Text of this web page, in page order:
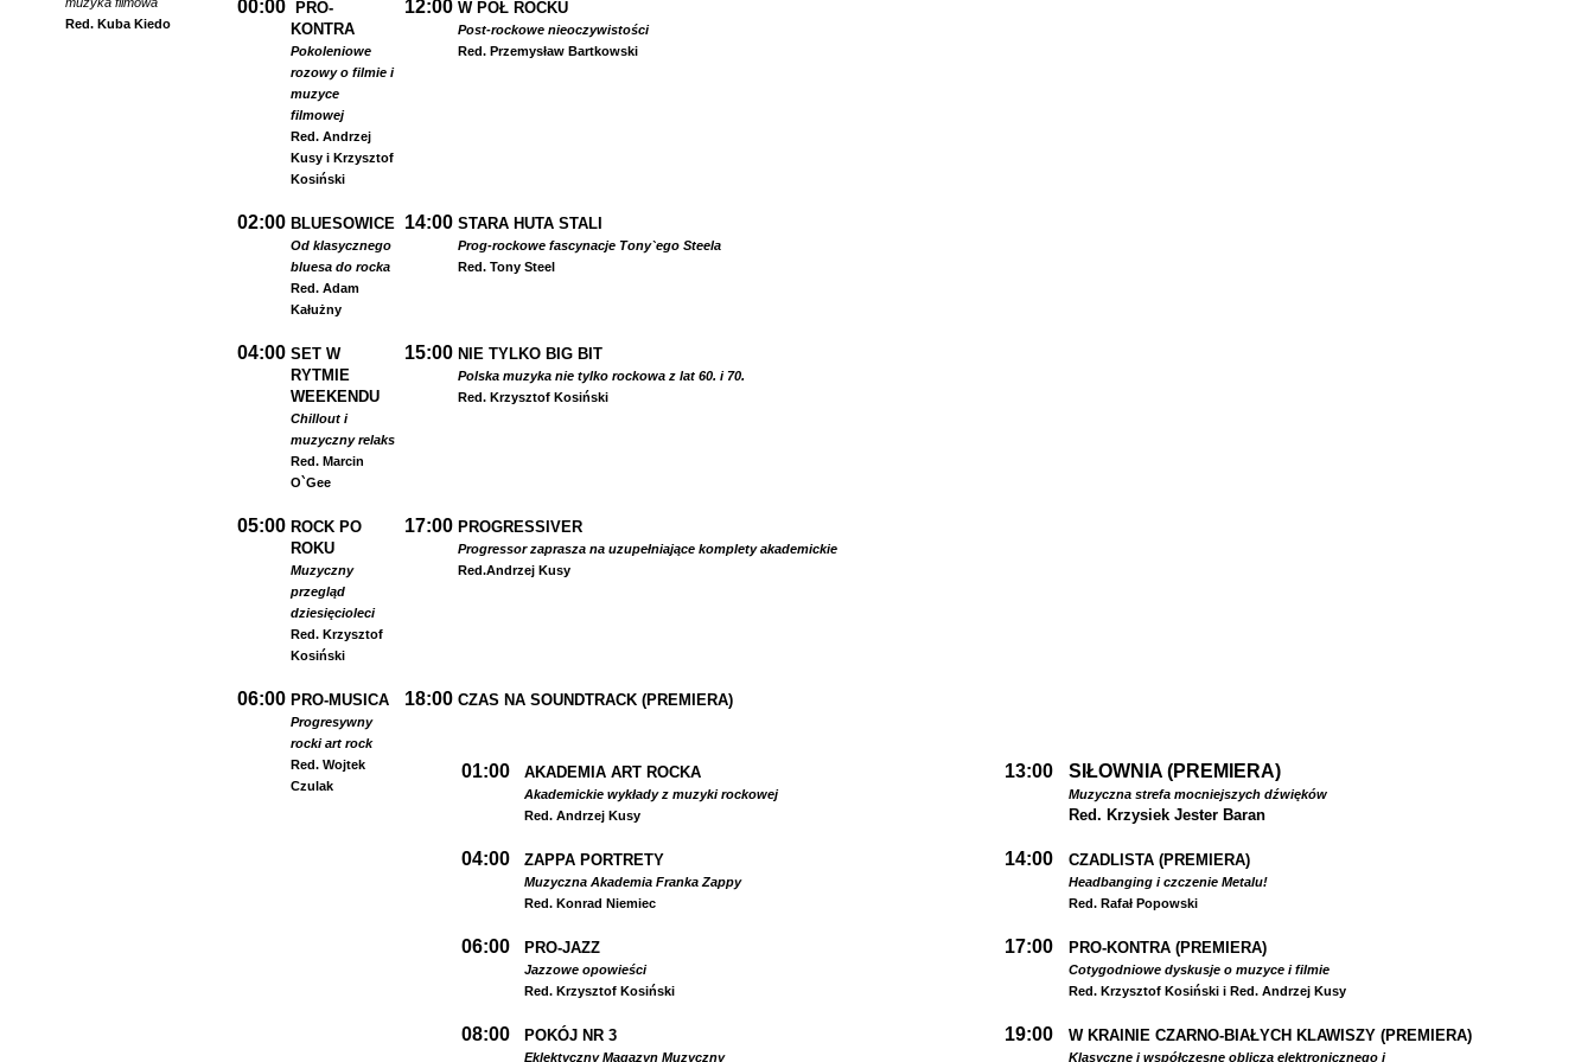
Red. Kuba Kiedo
00:00
PRO-
KONTRA
Pokoleniowe
rozowy o filmie i
muzyce
filmowej
Red. Andrzej
Kusy i Krzysztof
Kosiński
12:00 W PÓŁ ROCKU
Post-rockowe nieoczywistości
Red. Przemysław Bartkowski
02:00 BLUESOWICE
Od klasycznego
bluesa do rocka
Red. Adam
Kałużny
14:00 STARA HUTA STALI
Prog-rockowe fascynacje Tony`ego Steela
Red. Tony Steel
04:00 SET W
RYTMIE
WEEKENDU
Chillout i
muzyczny relaks
Red. Marcin
O`Gee
15:00 NIE TYLKO BIG BIT
Polska muzyka nie tylko rockowa z lat 60. i 70.
Red. Krzysztof Kosiński
05:00 ROCK PO
ROKU
Muzyczny
przegląd
dziesięcioleci
Red. Krzysztof
Kosiński
17:00 PROGRESSIVER
Progressor zaprasza na uzupełniające komplety akademickie
Red.Andrzej Kusy
06:00 PRO-MUSICA
Progresywny
rocki art rock
Red. Wojtek
Czulak
18:00 CZAS NA SOUNDTRACK (PREMIERA)
01:00 AKADEMIA ART ROCKA
Akademickie wykłady z muzyki rockowej
Red. Andrzej Kusy
13:00 SIŁOWNIA (PREMIERA)
Muzyczna strefa mocniejszych dźwięków
Red. Krzysiek Jester Baran
04:00 ZAPPA PORTRETY
Muzyczna Akademia Franka Zappy
Red. Konrad Niemiec
14:00 CZADLISTA (PREMIERA)
Headbanging i czczenie Metalu!
Red. Rafał Popowski
06:00 PRO-JAZZ
Jazzowe opowieści
Red. Krzysztof Kosiński
17:00 PRO-KONTRA (PREMIERA)
Cotygodniowe dyskusje o muzyce i filmie
Red. Krzysztof Kosiński i Red. Andrzej Kusy
08:00 POKÓJ NR 3
Eklektyczny Magazyn Muzyczny
19:00 W KRAINIE CZARNO-BIAŁYCH KLAWISZY (PREMIERA)
Klasyczne i współczesne oblicza elektronicznego i